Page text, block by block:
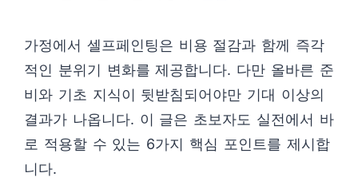
가정에서 셀프페인팅은 비용 절감과 함께 즉각
적인 분위기 변화를 제공합니다. 다만 올바른 준
비와 기초 지식이 뒷받침되어야만 기대 이상의
결과가 나옵니다. 이 글은 초보자도 실전에서 바
로 적용할 수 있는 6가지 핵심 포인트를 제시합
니다.